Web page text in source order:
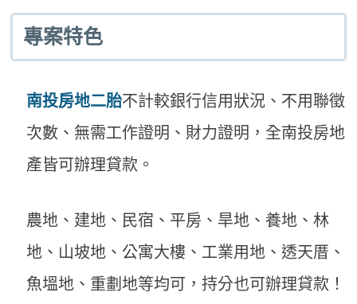
專案特色
南投房地二胎不計較銀行信用狀況、不用聯徵
次數、無需工作證明、財力證明，全南投房地
產皆可辦理貸款。
農地、建地、民宿、平房、旱地、養地、林
地、山坡地、公寓大樓、工業用地、透天厝、
魚塭地、重劃地等均可，持分也可辦理貸款！